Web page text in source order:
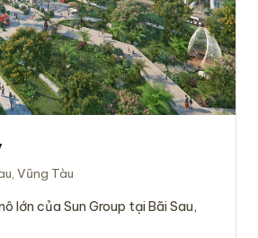
Vũng Tàu
lớn của Sun Group tại Bãi Sau,